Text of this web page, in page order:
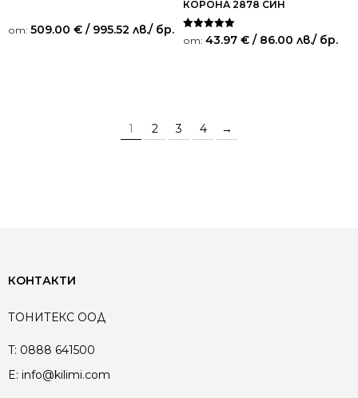
от: 509.00 € / 995.52 лв./ бр.
КОРОНА 2878 СИН
Оценено на
5.00
от: 43.97 € / 86.00 лв./ бр.
1 2 3 4 →
КОНТАКТИ
ТОНИТЕКС ООД
T: 0888 641500
E: info@kilimi.com